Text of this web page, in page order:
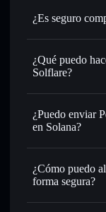
¿Es seguro
Peanut The
¿Qué puedo
Solflare?
Peanut The
Intercambiar
USDC o miles
tu precio
Utilizar DCA
largo del
¿Puedo enviar
en Solana?
¿Cómo puedo
forma segura?